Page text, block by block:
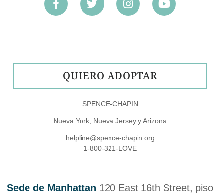
SPENCE-CHAPIN
Nueva York, Nueva Jersey y Arizona
helpline@spence-chapin.org
1-800-321-LOVE
QUIERO ADOPTAR
Sede de Manhattan 120 East 16th Street, piso